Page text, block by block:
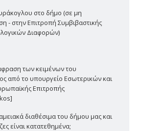
στο δήμο (σε μη
- στην Επιτροπή Συμβιβαστικής
Διαφορών)
των κειμένων του
από το υπουργείο Εσωτερικών και
Επιτροπής
διαθέσιμα του δήμου μας και
είναι κατατεθημένα;